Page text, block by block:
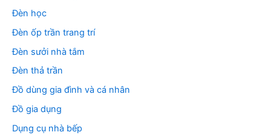
Đèn học
Đèn ốp trần trang trí
Đèn sưởi nhà tắm
Đèn thả trần
Đồ dùng gia đình và cá nhân
Đồ gia dụng
Dụng cụ nhà bếp